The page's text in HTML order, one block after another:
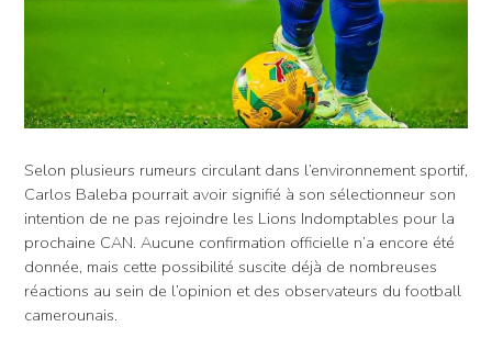
Selon plusieurs rumeurs circulant dans l’environnement sportif,
Carlos Baleba pourrait avoir signifié à son sélectionneur son
intention de ne pas rejoindre les Lions Indomptables pour la
prochaine CAN. Aucune confirmation officielle n’a encore été
donnée, mais cette possibilité suscite déjà de nombreuses
réactions au sein de l’opinion et des observateurs du football
camerounais.